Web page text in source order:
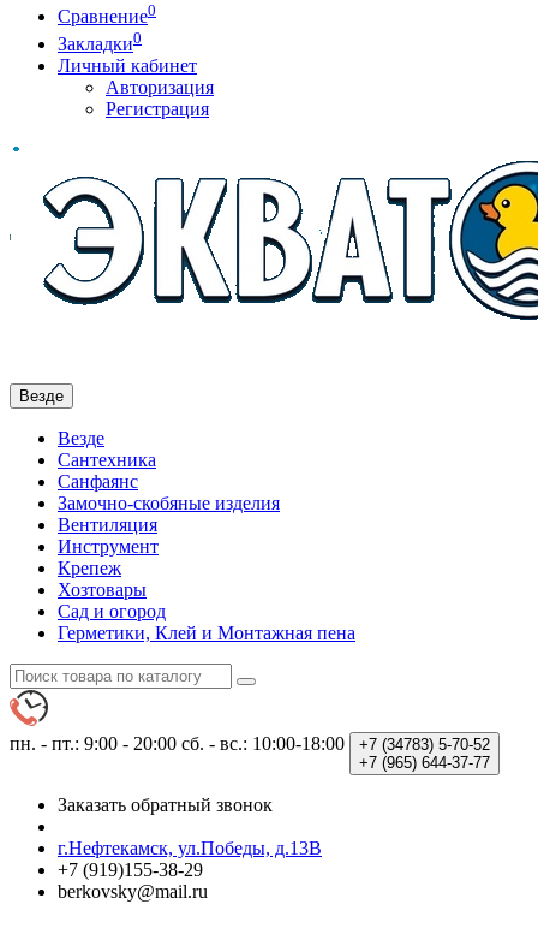
Сравнение0
Закладки0
Личный кабинет
Авторизация
Регистрация
Везде
Везде
Сантехника
Санфаянс
Замочно-скобяные изделия
Вентиляция
Инструмент
Крепеж
Хозтовары
Сад и огород
Герметики, Клей и Монтажная пена
пн. - пт.: 9:00 - 20:00 сб. - вс.: 10:00-18:00 +7 (34783) 5-70-52
+7 (965) 644-37-77
Заказать обратный звонок
г.Нефтекамск, ул.Победы, д.13В
+7 (919)155-38-29
berkovsky@mail.ru